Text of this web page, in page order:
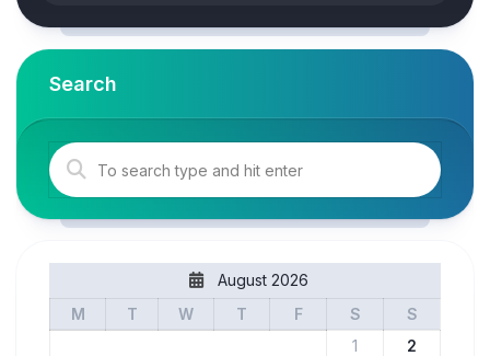
Search
August 2026
M
T W T F S
S
1
2